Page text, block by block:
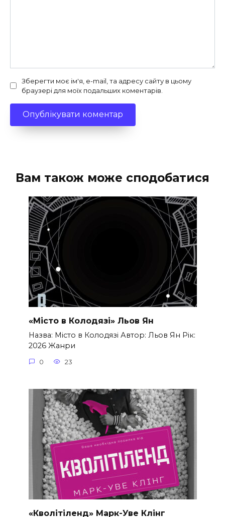
Зберегти моє ім'я, e-mail, та адресу сайту в цьому
браузері для моїх подальших коментарів.
Вам також може сподобатися
«Місто в Колодязі» Льов Ян
Назва: Місто в Колодязі Автор: Льов Ян Рік:
2026 Жанри
0 23
«Кволітіленд» Марк-Уве Клінг